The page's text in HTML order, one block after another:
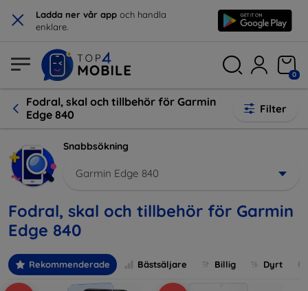
× Ladda ner vår app och handla
enklare.
0
Fodral, skal och tillbehör för Garmin
Edge 840
Filter
Snabbsökning
Garmin Edge 840
Fodral, skal och tillbehör för Garmin
Edge 840
Rekommenderade Bästsäljare Billig Dyrt